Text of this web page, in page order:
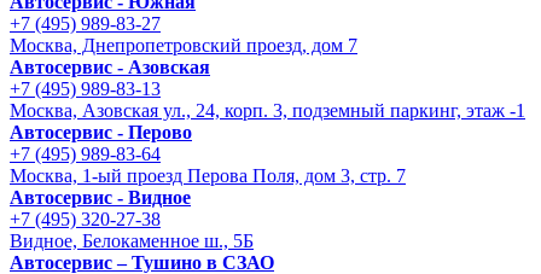
+7 (495) 989-83-27
Москва, Днепропетровский проезд, дом 7
Автосервис - Азовская
+7 (495) 989-83-13
Москва, Азовская ул., 24, корп. 3, подземный паркинг, этаж -1
Автосервис - Перово
+7 (495) 989-83-64
Москва, 1-ый проезд Перова Поля, дом 3, стр. 7
Автосервис - Видное
+7 (495) 320-27-38
Видное, Белокаменное ш., 5Б
Автосервис – Тушино в СЗАО